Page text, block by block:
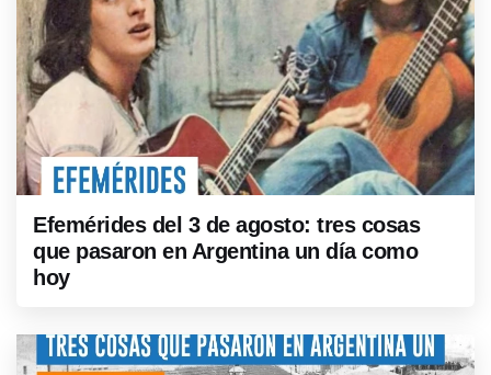
Efemérides del 3 de agosto: tres cosas
que pasaron en Argentina un día como
hoy